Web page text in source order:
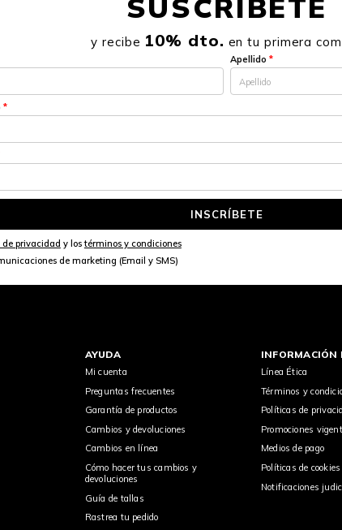
SUSCRÍBETE
y recibe 10% dto. en tu primera
Apellido *
*
INSCRÍBETE
privacidad y lostérminos y condiciones
de marketing (Email y SMS)
AYUDA
Mi cuenta
Preguntas frecuentes
Garantía de productos
Cambios y devoluciones
Cambios en línea
Cómo hacer tus cambios y
devoluciones
Guía de tallas
Rastrea tu pedido
INFORMACIÓN
Línea Ética
Términos y
Políticas de
Promociones
Medios de pago
Políticas de cookies
Notificaciones